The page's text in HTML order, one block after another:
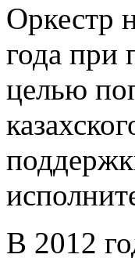
Оркестр
года при
целью
В 2012